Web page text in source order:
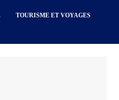
TOURISME ET VOYAGES